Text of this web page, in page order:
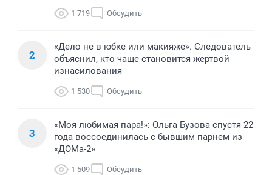
1 719 Обсудить
2
«Дело не в юбке или макияже». Следователь
объяснил, кто чаще становится жертвой
изнасилования
1 530 Обсудить
3
«Моя любимая пара!»: Ольга Бузова спустя 22
года воссоединилась с бывшим парнем из
«ДОМа-2»
1 509 Обсудить